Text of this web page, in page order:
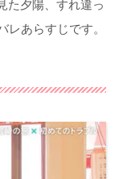
た夕陽、すれ違っ
レあらすじです。